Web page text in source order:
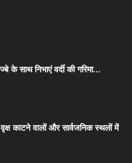
साथ निभाएं वर्दी की गरिमा...
काटने वालों और सार्वजनिक स्थलों में